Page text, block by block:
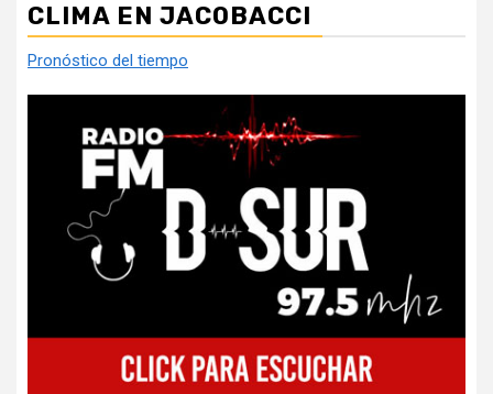
CLIMA EN JACOBACCI
Pronóstico del tiempo